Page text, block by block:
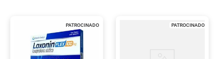
PATROCINADO PATROCINADO